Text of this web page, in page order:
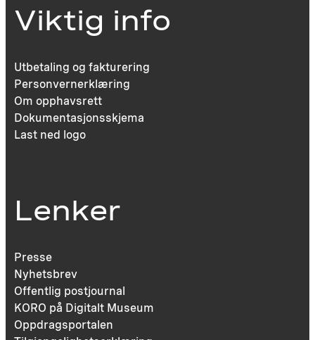
Viktig info
Utbetaling og fakturering
Personvernerklæring
Om opphavsrett
Dokumentasjonsskjema
Last ned logo
Lenker
Presse
Nyhetsbrev
Offentlig postjournal
KORO på Digitalt Museum
Oppdragsportalen